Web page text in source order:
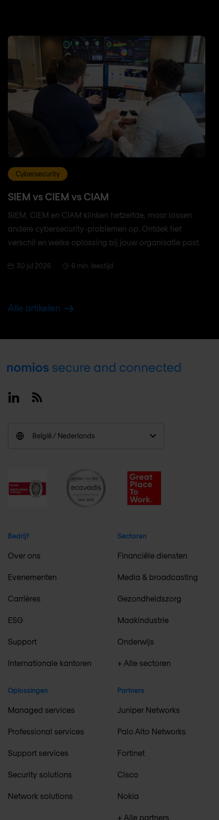
Cybersecurity
SIEM vs CIEM vs CIAM
SIEM, CIEM en CIAM klinken hetzelfde, maar lossen
andere cybersecurity-problemen op. Ontdek het
verschil en welke oplossing bij jouw organisatie past.
30 jul 2026 6 min. leestijd
Alle artikelen
Footer
LinkedinRSS
België / Nederlands
Bedrijf
Over ons
Evenementen
Carrières
ESG
Support
Internationale kantoren
Oplossingen
Managed services
Professional services
Support services
Security solutions
Network solutions
Sectoren
Financiële diensten
Media & broadcasting
Gezondheidszorg
Maakindustrie
Onderwijs
+ Alle sectoren
Partners
Juniper Networks
Palo Alto Networks
Fortinet
Cisco
Nokia
+ Alle partners